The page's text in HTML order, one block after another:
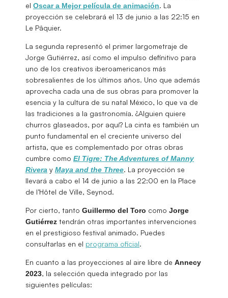
el Oscar a Mejor película de animación. La
proyección se celebrará el 13 de junio a las 22:15 en
Le Pâquier.
La segunda representó el primer largometraje de
Jorge Gutiérrez, así como el impulso definitivo para
uno de los creativos iberoamericanos más
sobresalientes de los últimos años. Uno que además
aprovecha cada una de sus obras para promover la
esencia y la cultura de su natal México, lo que va de
las tradiciones a la gastronomía. ¿Alguien quiere
churros glaseados, por aquí? La cinta es también un
punto fundamental en el creciente universo del
artista, que es complementado por otras obras
cumbre como El Tigre: The Adventures of Manny
Rivera y Maya and the Three. La proyección se
llevará a cabo el 14 de junio a las 22:00 en la Place
de l’Hôtel de Ville, Seynod.
Por cierto, tanto Guillermo del Toro como Jorge
Gutiérrez tendrán otras importantes intervenciones
en el prestigioso festival animado. Puedes
consultarlas en el programa oficial.
En cuanto a las proyecciones al aire libre de Annecy
2023, la selección queda integrado por las
siguientes películas: